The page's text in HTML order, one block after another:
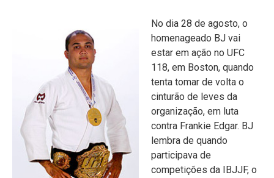
No dia 28 de agosto, o
homenageado BJ vai
estar em ação no UFC
118, em Boston, quando
tenta tomar de volta o
cinturão de leves da
organização, em luta
contra Frankie Edgar. BJ
lembra de quando
participava de
competições da IBJJF, o